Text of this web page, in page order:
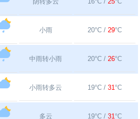
小雨 20°C / 29°C
中雨转小雨 20°C / 26°C
小雨转多云 19°C / 31°C
多云 19°C / 31°C